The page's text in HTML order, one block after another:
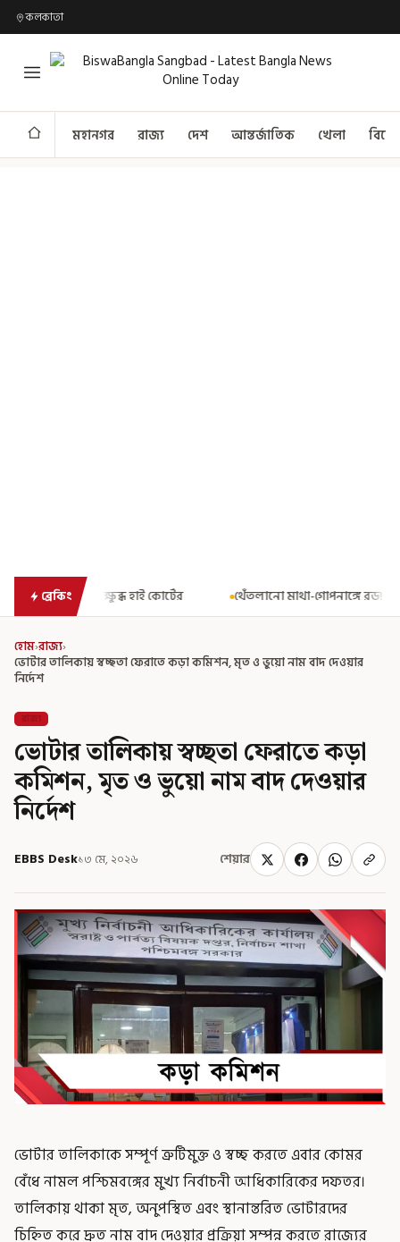
কলকাতা
মহানগর রাজ্য দেশ আন্তর্জাতিক খেলা
ব্রেকিং থেঁতলানো মাথা-গোপনাঙ্গে রড! বিজেপিশাসিত অসমে
হোম›রাজ্য›
ভোটার তালিকায় স্বচ্ছতা ফেরাতে কড়া কমিশন, মৃত ও ভুয়ো নাম বাদ দেওয়ার
নির্দেশ
রাজ্য
ভোটার তালিকায় স্বচ্ছতা ফেরাতে কড়া
কমিশন, মৃত ও ভুয়ো নাম বাদ দেওয়ার
নির্দেশ
EBBS Desk১৩ মে, ২০২৬ শেয়ার
ভোটার তালিকাকে সম্পূর্ণ ত্রুটিমুক্ত ও স্বচ্ছ করতে এবার কোমর
বেঁধে নামল পশ্চিমবঙ্গের মুখ্য নির্বাচনী আধিকারিকের দফতর।
তালিকায় থাকা মৃত, অনুপস্থিত এবং স্থানান্তরিত ভোটারদের
চিহ্নিত করে দ্রুত নাম বাদ দেওয়ার প্রক্রিয়া সম্পন্ন করতে রাজ্যের